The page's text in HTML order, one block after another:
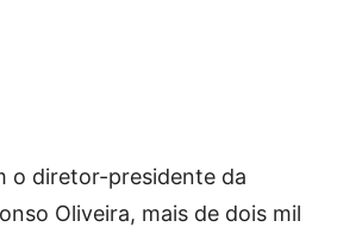
o diretor-presidente da
Oliveira, mais de dois mil